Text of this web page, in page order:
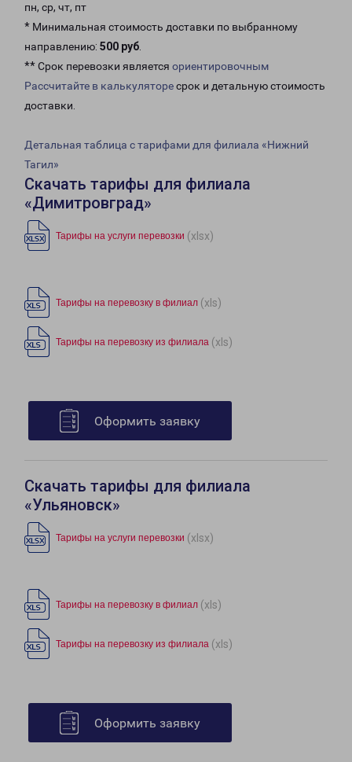
пн, ср, чт, пт
* Минимальная стоимость доставки по выбранному
направлению: 500 руб.
** Срок перевозки является ориентировочным
Рассчитайте в калькуляторесрок и детальную стоимость
доставки.
Детальная таблица с тарифами для филиала «Нижний
Тагил»
Скачать тарифы для филиала
«Димитровград»
Тарифы на услуги перевозки (xlsx)
Тарифы на перевозку в филиал (xls)
Тарифы на перевозку из филиала (xls)
Оформить заявку
Скачать тарифы для филиала
«Ульяновск»
Тарифы на услуги перевозки (xlsx)
Тарифы на перевозку в филиал (xls)
Тарифы на перевозку из филиала (xls)
Оформить заявку